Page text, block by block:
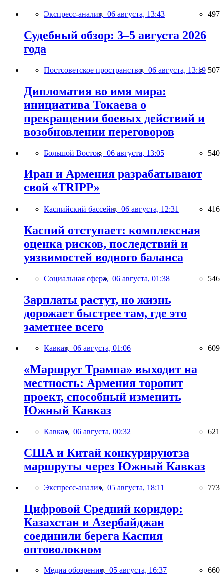
Экспресс-анализ, 06 августа, 13:43 497
Судебный обзор: 3–5 августа 2026
года
Постсоветское пространство, 06 августа, 13:19 507
Дипломатия во имя мира:
инициатива Токаева о
прекращении боевых действий и
возобновлении переговоров
Большой Восток, 06 августа, 13:05 540
Иран и Армения разрабатывают
свой «TRIPP»
Каспийский бассейн, 06 августа, 12:31 416
Каспий отступает: комплексная
оценка рисков, последствий и
уязвимостей водного баланса
Социальная сфера, 06 августа, 01:38 546
Зарплаты растут, но жизнь
дорожает быстрее там, где это
заметнее всего
Кавказ, 06 августа, 01:06 609
«Маршрут Трампа» выходит на
местность: Армения торопит
проект, способный изменить
Южный Кавказ
Кавказ, 06 августа, 00:32 621
США и Китай конкурируютза
маршруты через Южный Кавказ
Экспресс-анализ, 05 августа, 18:11 773
Цифровой Средний коридор:
Казахстан и Азербайджан
соединили берега Каспия
оптоволокном
Медиа обозрение, 05 августа, 16:37 660